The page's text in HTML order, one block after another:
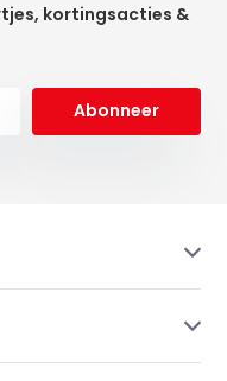
kortingsacties &
Abonneer